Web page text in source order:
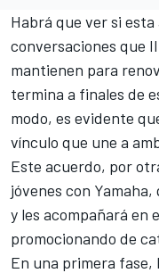
Habrá que ver si
conversaciones que
mantienen para
termina a finales de
modo, es evidente
vínculo que une a
Este acuerdo, por
jóvenes con
y les acompañará en
promocionando de
En una primera fase,